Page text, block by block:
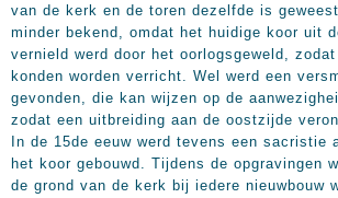
van de kerk en de toren dezelfde is
minder bekend, omdat het huidige koor uit
vernield werd door het oorlogsgeweld,
konden worden verricht. Wel werd een
gevonden, die kan wijzen op de
zodat een uitbreiding aan de oostzijde
In de 15de eeuw werd tevens een sacristie
het koor gebouwd. Tijdens de opgravingen
de grond van de kerk bij iedere nieuwbouw